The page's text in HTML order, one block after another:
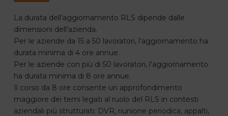
La durata dell’aggiornamento RLS dipende dalle
dimensioni dell’azienda.
Per le aziende da 15 a 50 lavoratori, l’aggiornamento ha
durata minima di 4 ore annue.
Per le aziende con più di 50 lavoratori, l’aggiornamento
ha durata minima di 8 ore annue.
Il corso da 8 ore consente un approfondimento
maggiore dei temi legati al ruolo del RLS in contesti
aziendali più strutturati: DVR, riunione periodica, appalti,